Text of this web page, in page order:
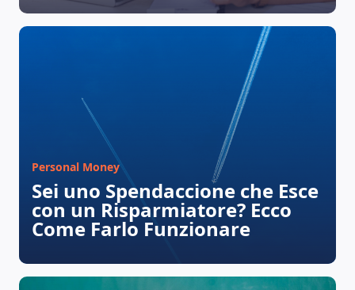
MAGAZINE
Personal Money
Sei uno Spendaccione che Esce
con un Risparmiatore? Ecco
Come Farlo Funzionare